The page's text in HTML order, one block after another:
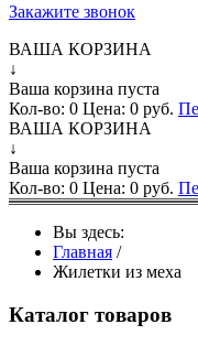
Закажите звонок
ВАША КОРЗИНА
↓
Ваша корзина пуста
Кол-во: 0 Цена: 0 руб.
ВАША КОРЗИНА
↓
Ваша корзина пуста
Кол-во: 0 Цена: 0 руб.
Вы здесь:
Главная /
Жилетки из меха
Каталог товаров